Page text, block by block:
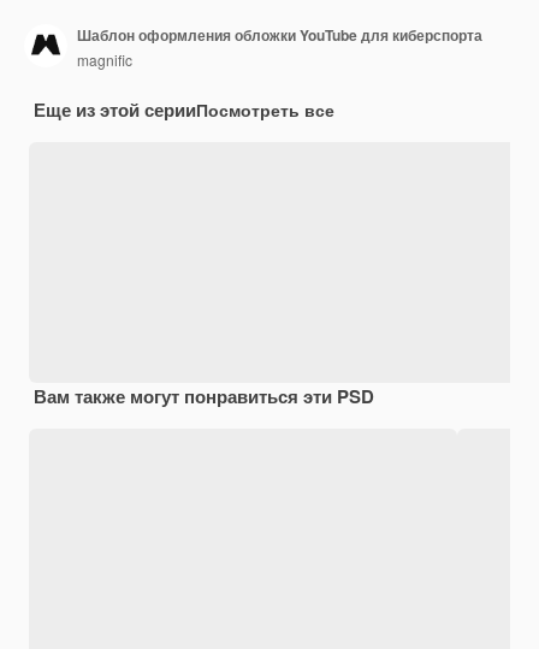
Шаблон оформления обложки YouTube для киберспорта
magnific
Еще из этой серииПосмотреть все
Вам также могут понравиться эти PSD